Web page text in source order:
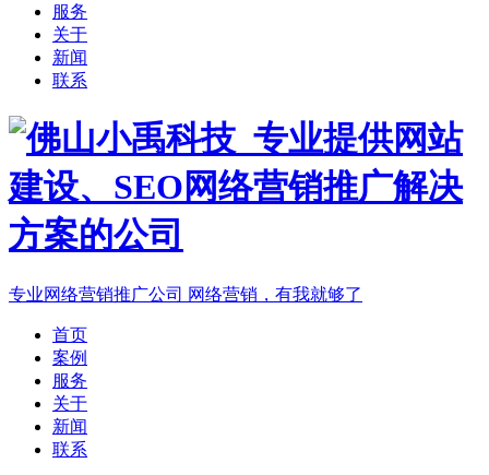
服务
关于
新闻
联系
专业网络营销推广公司 网络营销，有我就够了
首页
案例
服务
关于
新闻
联系